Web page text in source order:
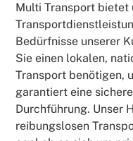
Multi Transport bietet
Bedürfnisse unserer
Sie einen lokalen,
Transport benötigen,
garantiert eine
Durchführung. Unser
reibungslosen